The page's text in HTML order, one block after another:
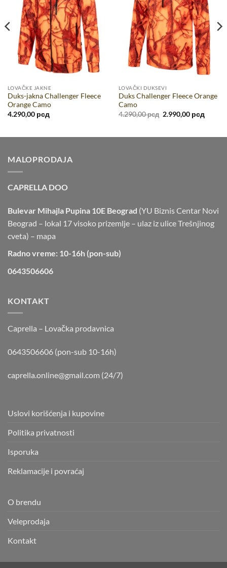
LOVAČKE JAKNE
Duks-jakna Challenger Fleece
Orange Camo
4.290,00 рсд
LOVAČKI DUKSEVI
Duks Challenger Fleece Orange
Camo
4.290,00рсд Originalna
2.990,00 рсд
cena
MALOPRODAJA
CAPRELLA DOO
Bulevar Mihajla Pupina 10E Beograd (YU Biznis Centar Novi
Beograd – lokal 17 visoko prizemlje – ulaz iz ulice Trešnjinog
cveta) – mapa
Radno vreme: 10-16h (pon-sub)
0643506606
KONTAKT
Caprella – Lovačka prodavnica
0643506606 (pon-sub 10-16h)
caprella.online@gmail.com (24/7)
Uslovi korišćenja i kupovine
Politika privatnosti
Isporuka
Reklamacije i povraćaj
O brendu
Veleprodaja
Kontakt